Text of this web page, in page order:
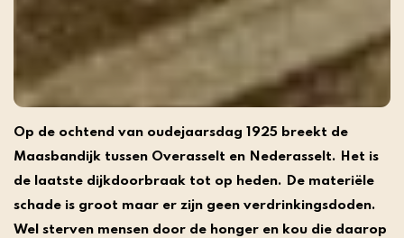
Op de ochtend van oudejaarsdag 1925 breekt de
Maasbandijk tussen Overasselt en Nederasselt. Het is
de laatste dijkdoorbraak tot op heden. De materiële
schade is groot maar er zijn geen verdrinkingsdoden.
Wel sterven mensen door de honger en kou die daarop